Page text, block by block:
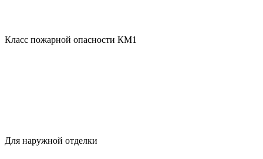
Класс пожарной опасности КМ1
Для наружной отделки